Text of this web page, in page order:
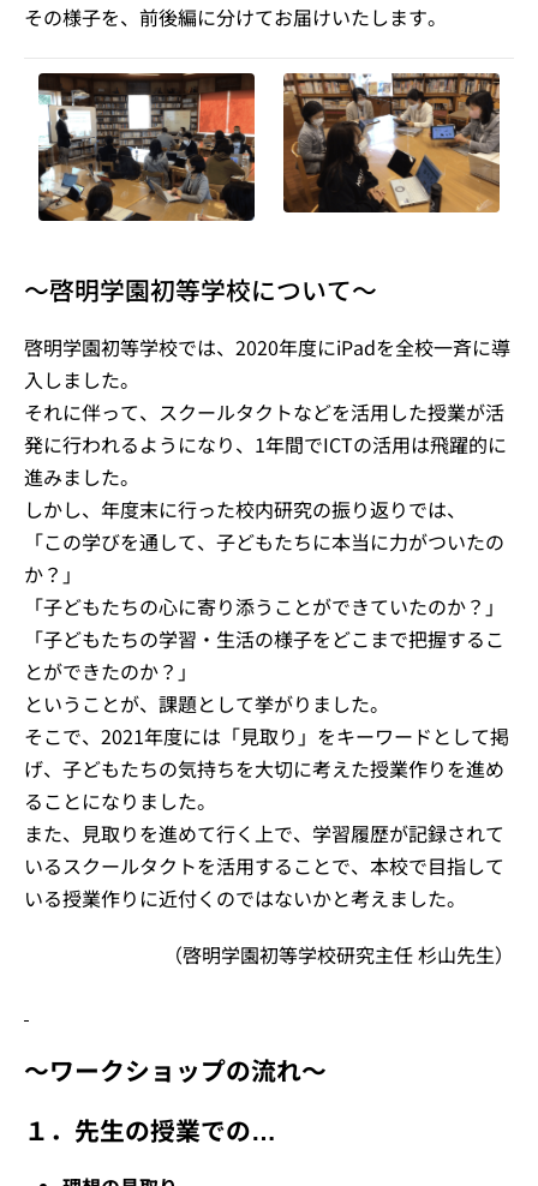
その様子を、前後編に分けてお届けいたします。
〜啓明学園初等学校について〜
啓明学園初等学校では、2020年度にiPadを全校一斉に導
入しました。
それに伴って、スクールタクトなどを活用した授業が活
発に行われるようになり、1年間でICTの活用は飛躍的に
進みました。
しかし、年度末に行った校内研究の振り返りでは、
「この学びを通して、子どもたちに本当に力がついたの
か？」
「子どもたちの心に寄り添うことができていたのか？」
「子どもたちの学習・生活の様子をどこまで把握するこ
とができたのか？」
ということが、課題として挙がりました。
そこで、2021年度には「見取り」をキーワードとして掲
げ、子どもたちの気持ちを大切に考えた授業作りを進め
ることになりました。
また、見取りを進めて行く上で、学習履歴が記録されて
いるスクールタクトを活用することで、本校で目指して
いる授業作りに近付くのではないかと考えました。
（啓明学園初等学校研究主任 杉山先生）
〜ワークショップの流れ〜
１．先生の授業での…